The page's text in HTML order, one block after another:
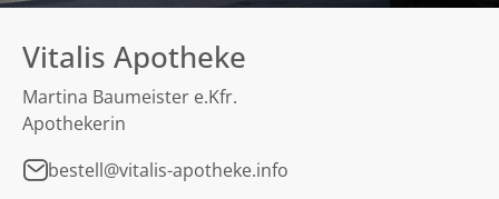
Vitalis Apotheke
Martina Baumeister e.Kfr.
Apothekerin
bestell@vitalis-apotheke.info